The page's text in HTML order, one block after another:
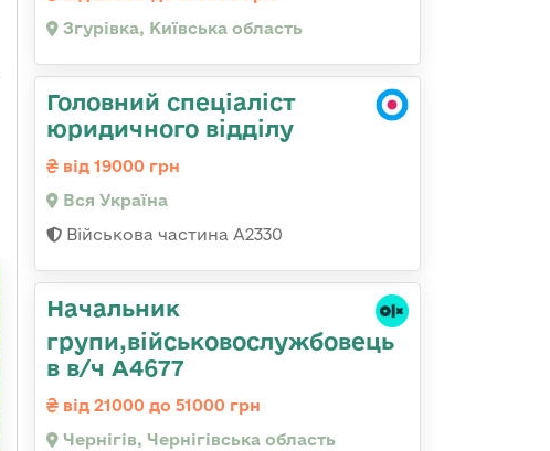
Згурівка, Київська область
Головний спеціаліст
юридичного відділу
від 19000 грн
Вся Україна
Військова частина A2330
Начальник
групи,військовослужбовець
в в/ч А4677
від 21000 до 51000 грн
Чернігів, Чернігівська область